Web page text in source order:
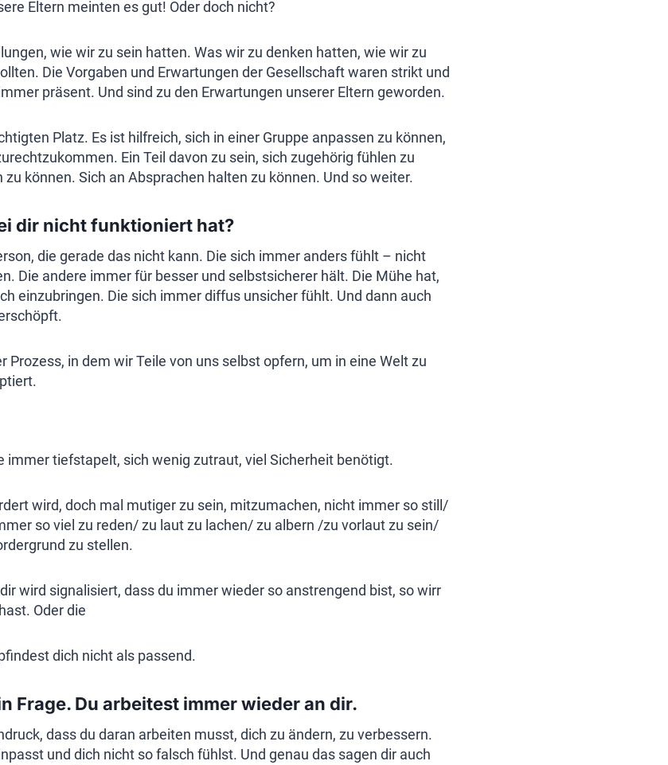
Eltern meinten es gut! Oder doch nicht?
wie wir zu sein hatten. Was wir zu denken hatten, wie wir zu
Die Vorgaben und Erwartungen der Gesellschaft waren strikt und
präsent. Und sind zu den Erwartungen unserer Eltern geworden.
Platz. Es ist hilfreich, sich in einer Gruppe anpassen zu können,
Ein Teil davon zu sein, sich zugehörig fühlen zu
zu können. Sich an Absprachen halten zu können. Und so weiter.
dir nicht funktioniert hat?
die gerade das nicht kann. Die sich immer anders fühlt – nicht
Die andere immer für besser und selbstsicherer hält. Die Mühe hat,
einzubringen. Die sich immer diffus unsicher fühlt. Und dann auch
Prozess, in dem wir Teile von uns selbst opfern, um in eine Welt zu
immer tiefstapelt, sich wenig zutraut, viel Sicherheit benötigt.
wird, doch mal mutiger zu sein, mitzumachen, nicht immer so still/
so viel zu reden/ zu laut zu lachen/ zu albern /zu vorlaut zu sein/
zu stellen.
wird signalisiert, dass du immer wieder so anstrengend bist, so wirr
Oder die
dich nicht als passend.
Frage. Du arbeitest immer wieder an dir.
dass du daran arbeiten musst, dich zu ändern, zu verbessern.
und dich nicht so falsch fühlst. Und genau das sagen dir auch